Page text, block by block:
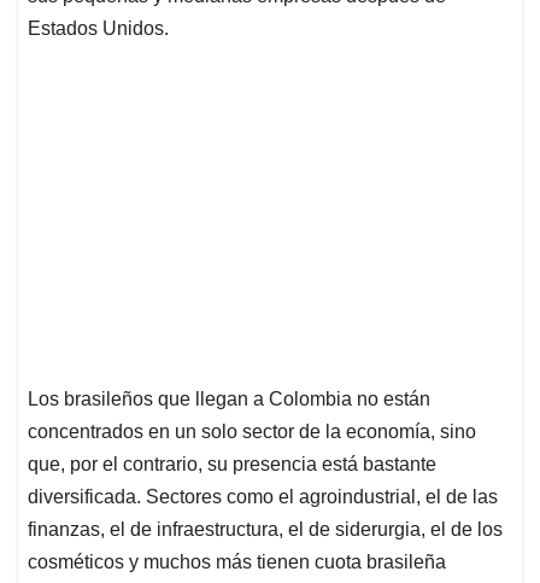
Estados Unidos.
Los brasileños que llegan a Colombia no están
concentrados en un solo sector de la economía, sino
que, por el contrario, su presencia está bastante
diversificada. Sectores como el agroindustrial, el de las
finanzas, el de infraestructura, el de siderurgia, el de los
cosméticos y muchos más tienen cuota brasileña